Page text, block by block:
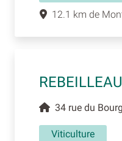
12.1 km de
34 rue du
Viticulture